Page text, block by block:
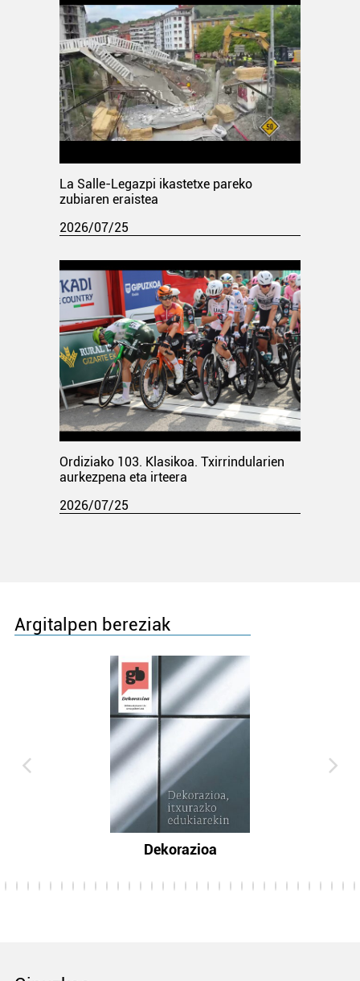
La Salle-Legazpi ikastetxe pareko
zubiaren eraistea
2026/07/25
Ordiziako 103. Klasikoa. Txirrindularien
aurkezpena eta irteera
2026/07/25
Argitalpen bereziak
Dekorazioa